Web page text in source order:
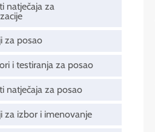
natječaja za
za posao
i testiranja za posao
natječaja za posao
za izbor i imenovanje